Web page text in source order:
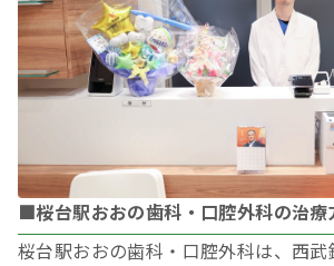
■桜台駅おおの歯科・口腔外科の治療
桜台駅おおの歯科・口腔外科は、西武